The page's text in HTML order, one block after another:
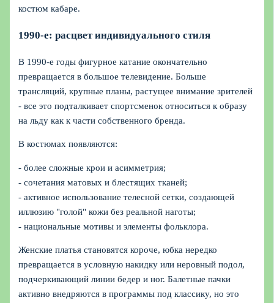
костюм кабаре.
1990-е: расцвет индивидуального стиля
В 1990-е годы фигурное катание окончательно
превращается в большое телевидение. Больше
трансляций, крупные планы, растущее внимание зрителей
- все это подталкивает спортсменок относиться к образу
на льду как к части собственного бренда.
В костюмах появляются:
- более сложные крои и асимметрия;
- сочетания матовых и блестящих тканей;
- активное использование телесной сетки, создающей
иллюзию "голой" кожи без реальной наготы;
- национальные мотивы и элементы фольклора.
Женские платья становятся короче, юбка нередко
превращается в условную накидку или неровный подол,
подчеркивающий линии бедер и ног. Балетные пачки
активно внедряются в программы под классику, но это